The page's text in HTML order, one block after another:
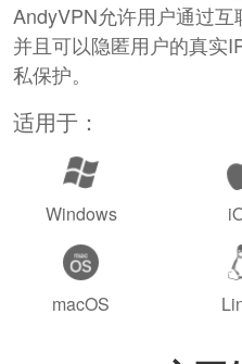
AndyVPN允许用户通过互
并且可以隐匿用户的真实
私保护。
适用于：
Windows
macOS